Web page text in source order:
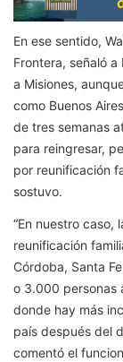
En ese sentido,
Frontera, señaló
a Misiones,
como Buenos
de tres semanas
para reingresar,
por reunificación
sostuvo.
“En nuestro
reunificación
Córdoba, Santa
o 3.000 personas
donde hay más
país después del
comentó el